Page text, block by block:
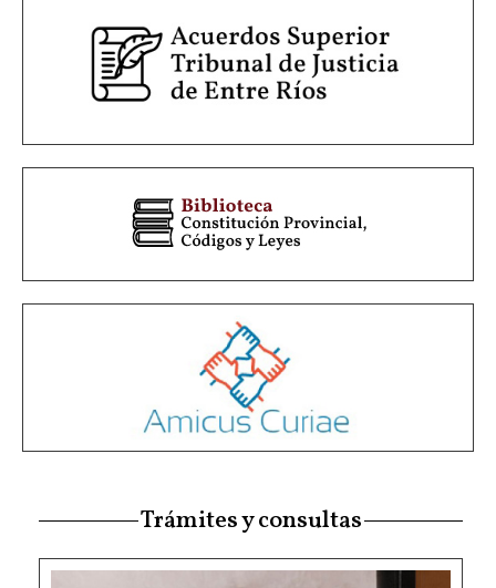
Trámites y consultas